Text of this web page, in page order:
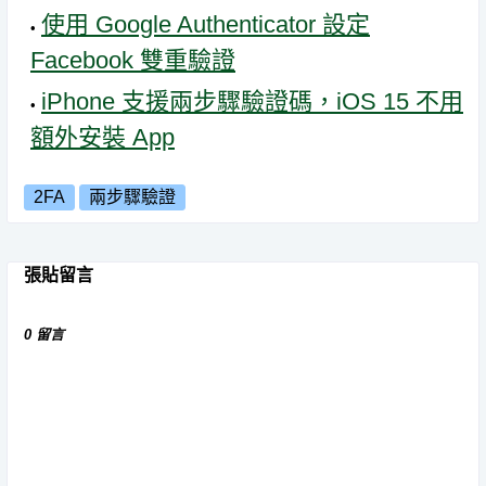
使用 Google Authenticator 設定
Facebook 雙重驗證
iPhone 支援兩步驟驗證碼，iOS 15 不用
額外安裝 App
2FA 兩步驟驗證
張貼留言
0 留言